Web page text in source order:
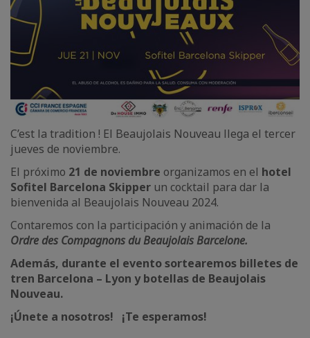
C’est la tradition ! El Beaujolais Nouveau llega el tercer
jueves de noviembre.
El próximo 21 de noviembre organizamos en el hotel
Sofitel Barcelona Skipper un cocktail para dar la
bienvenida al Beaujolais Nouveau 2024.
Contaremos con la participación y animación de la
Ordre des Compagnons du Beaujolais Barcelone.
Además, durante el evento sortearemos billetes de
tren Barcelona – Lyon y botellas de Beaujolais
Nouveau.
¡Únete a nosotros! ¡Te esperamos!